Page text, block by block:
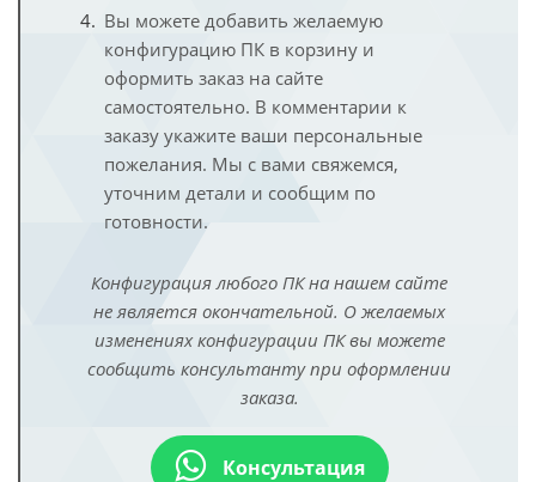
Вы можете добавить желаемую
конфигурацию ПК в корзину и
оформить заказ на сайте
самостоятельно. В комментарии к
заказу укажите ваши персональные
пожелания. Мы с вами свяжемся,
уточним детали и сообщим по
готовности.
Конфигурация любого ПК на нашем сайте
не является окончательной. О желаемых
изменениях конфигурации ПК вы можете
сообщить консультанту при оформлении
заказа.
Консультация